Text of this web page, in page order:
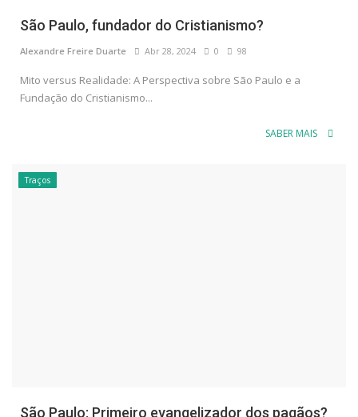
São Paulo, fundador do Cristianismo?
Alexandre Freire Duarte Abr 28, 2024 0 98
Mito versus Realidade: A Perspectiva sobre São Paulo e a
Fundação do Cristianismo...
SABER MAIS
Traços
São Paulo: Primeiro evangelizador dos pagãos?